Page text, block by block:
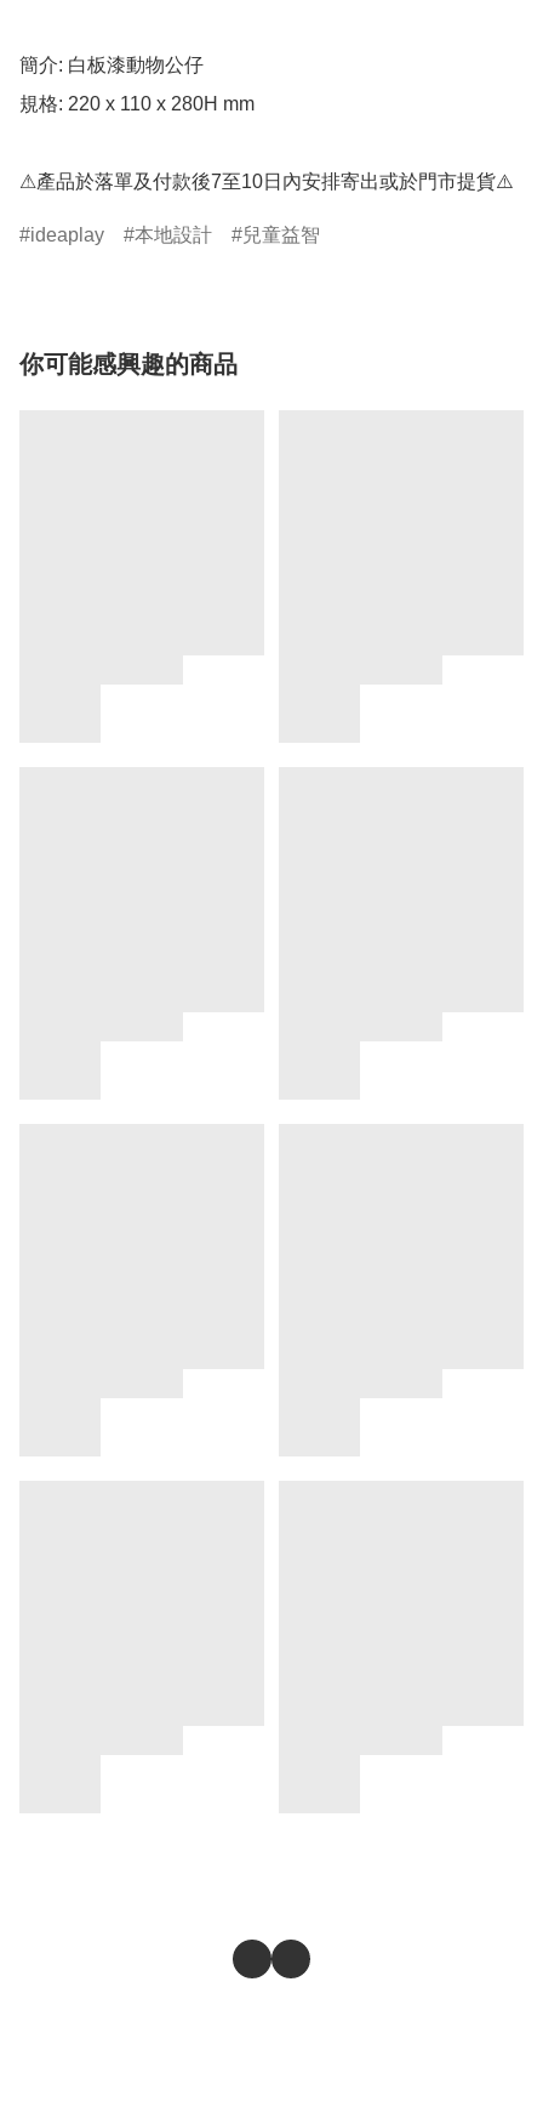
簡介: 白板漆動物公仔
規格: 220 x 110 x 280H mm
⚠產品於落單及付款後7至10日內安排寄出或於門市提貨⚠️
ideaplay 本地設計 兒童益智
你可能感興趣的商品